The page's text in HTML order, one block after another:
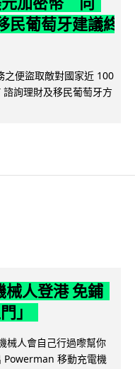
民葡萄牙建議終
之便盜取敵對國家近 100
詢理財及移民葡萄牙方
人登港 免鋪
」
械人會自己行過嚟幫你
Powerman 移動充電機